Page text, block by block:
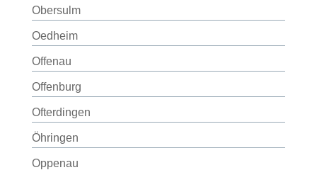
Obersulm
Oedheim
Offenau
Offenburg
Ofterdingen
Öhringen
Oppenau